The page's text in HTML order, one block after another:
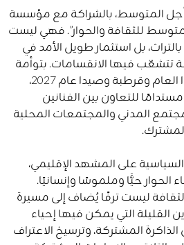
أجل المتوسط، بالشراكة مع مؤسسة
للثقافة والحوار”. فهي ليست
بالتراث، بل استثمار طويل الأمد في
تتشعّب فيها الانقسامات. بتوأمة
مدينتي ماتيرا وتطوان هذا العام وقرطبة وصيدا عام 2027،
للتعاون بين الفنانين
المدني والمجتمعات المحلية
على المشهد الإقليمي،
الحوار حيًّا وملموسًا وإنسانيًا.
ليست ترفًا يُضاف إلى مسيرة
القليلة التي يمكن فيها إحياء
المشتركة، وترسيخ الاعتراف